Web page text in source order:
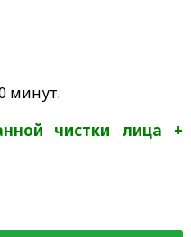
минут.
чистки лица +